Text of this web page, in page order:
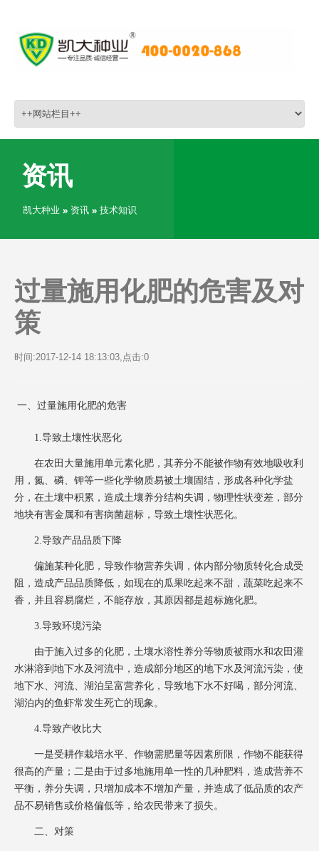
资讯
凯大种业 » 资讯 »技术知识
过量施用化肥的危害及对
策
时间:2017-12-14 18:13:03,点击:0
一、过量施用化肥的危害
1.导致土壤性状恶化
在农田大量施用单元素化肥，其养分不能被作物有效地吸收利
用，氮、磷、钾等一些化学物质易被土壤固结，形成各种化学盐
分，在土壤中积累，造成土壤养分结构失调，物理性状变差，部分
地块有害金属和有害病菌超标，导致土壤性状恶化。
2.导致产品品质下降
偏施某种化肥，导致作物营养失调，体内部分物质转化合成受
阻，造成产品品质降低，如现在的瓜果吃起来不甜，蔬菜吃起来不
香，并且容易腐烂，不能存放，其原因都是超标施化肥。
3.导致环境污染
由于施入过多的化肥，土壤水溶性养分等物质被雨水和农田灌
水淋溶到地下水及河流中，造成部分地区的地下水及河流污染，使
地下水、河流、湖泊呈富营养化，导致地下水不好喝，部分河流、
湖泊内的鱼虾常发生死亡的现象。
4.导致产收比大
一是受耕作栽培水平、作物需肥量等因素所限，作物不能获得
很高的产量；二是由于过多地施用单一性的几种肥料，造成营养不
平衡，养分失调，只增加成本不增加产量，并造成了低品质的农产
品不易销售或价格偏低等，给农民带来了损失。
二、对策